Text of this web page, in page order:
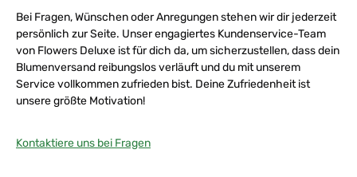
Bei Fragen, Wünschen oder Anregungen stehen wir dir jederzeit
persönlich zur Seite. Unser engagiertes Kundenservice-Team
von Flowers Deluxe ist für dich da, um sicherzustellen, dass dein
Blumenversand reibungslos verläuft und du mit unserem
Service vollkommen zufrieden bist. Deine Zufriedenheit ist
unsere größte Motivation!
Kontaktiere uns bei Fragen